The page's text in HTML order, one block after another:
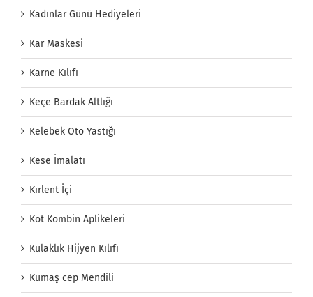
Kadınlar Günü Hediyeleri
Kar Maskesi
Karne Kılıfı
Keçe Bardak Altlığı
Kelebek Oto Yastığı
Kese İmalatı
Kırlent İçi
Kot Kombin Aplikeleri
Kulaklık Hijyen Kılıfı
Kumaş cep Mendili